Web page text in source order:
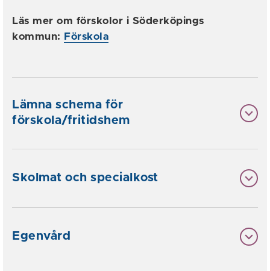
Läs mer om förskolor i Söderköpings
kommun: Förskola
Lämna schema för
förskola/fritidshem
Skolmat och specialkost
Egenvård